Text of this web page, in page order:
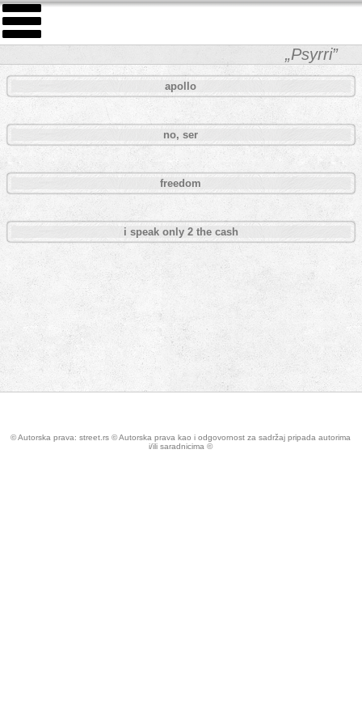
„Psyrri”
apollo
no, ser
freedom
i speak only 2 the cash
© Autorska prava: street.rs © Autorska prava kao i odgovornost za sadržaj pripada autorima
i/ili saradnicima ©